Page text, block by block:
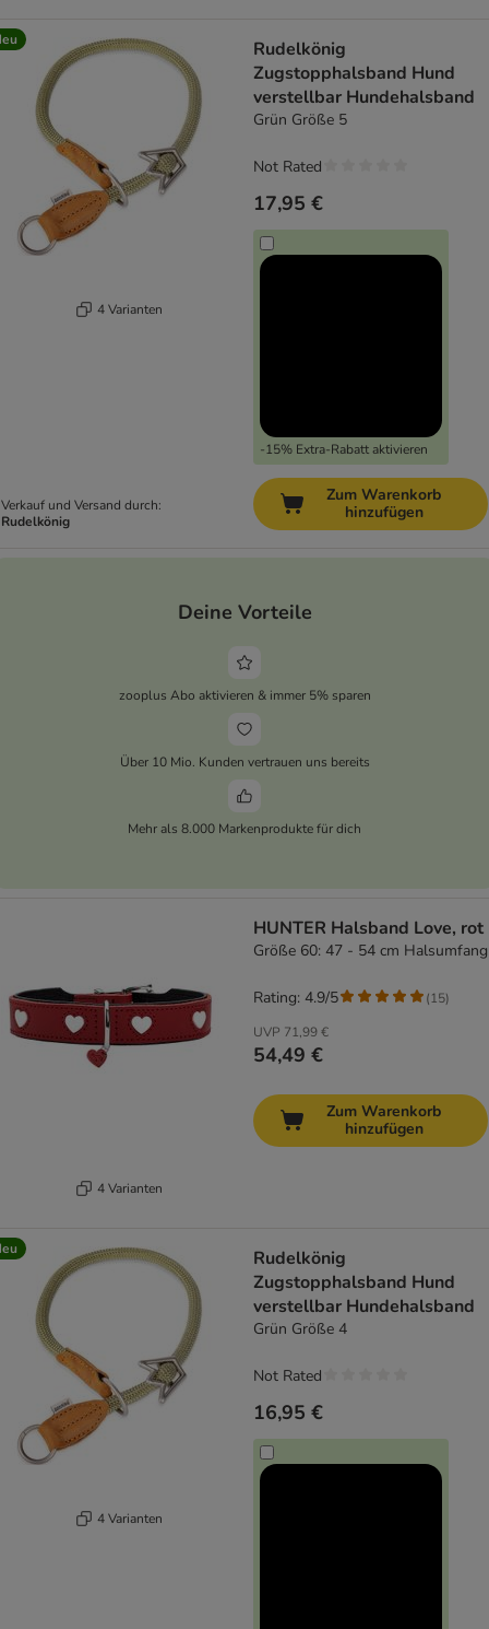
4 Varianten
Verkauf und Versand durch:
Rudelkönig
Rudelkönig
Zugstopphalsband Hund
verstellbar Hundehalsband
Grün Größe 5
17,95 €
-15% Extra-Rabatt aktivieren
Not Rated
Zum Warenkorb
hinzufügen
Deine Vorteile
zooplus Abo aktivieren & immer 5% sparen
Über 10 Mio. Kunden vertrauen uns bereits
Mehr als 8.000 Markenprodukte für dich
4 Varianten
HUNTER Halsband Love, rot
Größe 60: 47 - 54 cm Halsumfang
UVP 71,99 €
54,49 €
Rating: 4.9/5 (15)
Zum Warenkorb
hinzufügen
4 Varianten
Rudelkönig
Zugstopphalsband Hund
verstellbar Hundehalsband
Grün Größe 4
16,95 €
Not Rated